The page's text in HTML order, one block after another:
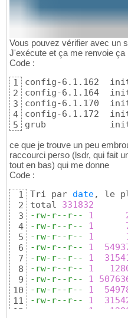
Vous pouvez vérifier avec un
J'exécute et ça me renvoie ça
Code :
1
2
3
4
5
config-6.1.162
config-6.1.164
config-6.1.170
config-6.1.172
grub
ce que je trouve un peu
raccourci perso (lsdr, qui fait
tout en bas) qui me donne
Code :
1
2
3
4
5
6
7
8
9
10
11
12
Tri par date, le
total 331832
-rw-r--r--
1
-rw-r--r--
1
-rw-r--r--
1
-rw-r--r--
1
-rw-r--r--
1
-rw-r--r--
1
-rw-r--r--
1
-rw-r--r--
1
-rw-r--r--
1
1